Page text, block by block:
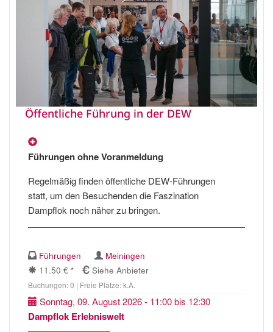
Öffentliche Führung in der DEW
Führungen ohne Voranmeldung
Regelmäßig finden öffentliche DEW-Führungen
statt, um den Besuchenden die Faszination
Dampflok noch näher zu bringen.
Führungen
Meiningen
11.50 € *
Siehe Anbieter
Buchungen: 0 | Freie Plätze: k.A.
Sonntag, 09. August 2026 - 11:00 bis 12:30
Dampflok Erlebniswelt